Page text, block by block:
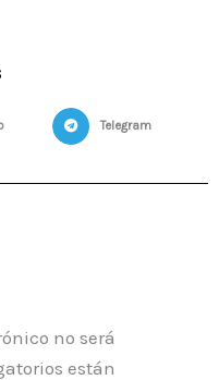
Telegram
no será
están